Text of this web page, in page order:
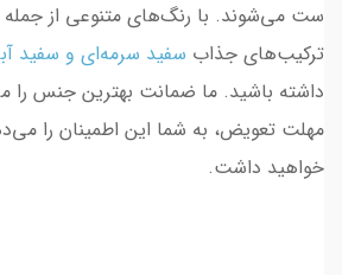
ست می‌شوند. با رنگ‌های متنوعی از جمله
ترکیب‌های جذاب سفید سرمه‌ای و سفید
مهلت تعویض، به شما این اطمینان را
خواهید داشت.